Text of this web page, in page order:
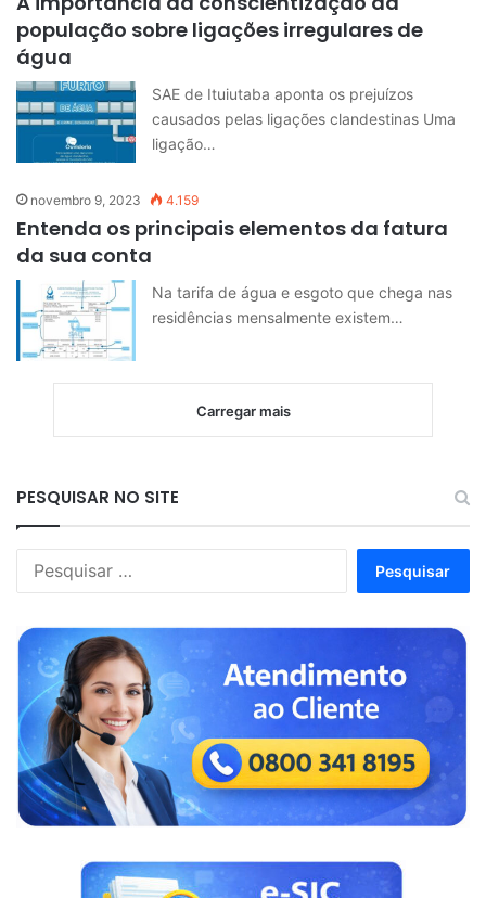
população sobre ligações irregulares de
água
SAE de Ituiutaba aponta os prejuízos
causados pelas ligações clandestinas Uma
ligação…
novembro 9, 2023 4.159
Entenda os principais elementos da fatura
da sua conta
Na tarifa de água e esgoto que chega nas
residências mensalmente existem…
Carregar mais
PESQUISAR NO SITE